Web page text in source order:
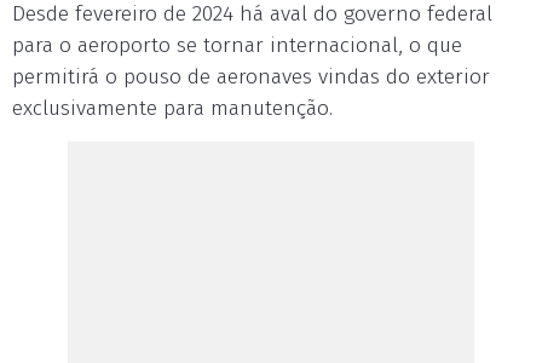
Desde fevereiro de 2024 há aval do governo federal
para o aeroporto se tornar internacional, o que
permitirá o pouso de aeronaves vindas do exterior
exclusivamente para manutenção.